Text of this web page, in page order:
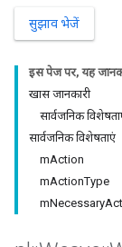
सुझाव भेजें
इस पेज पर, यह
खास जानकारी
सार्वजनिक
सार्वजनिक विशेषताएं
mAction
mActionType